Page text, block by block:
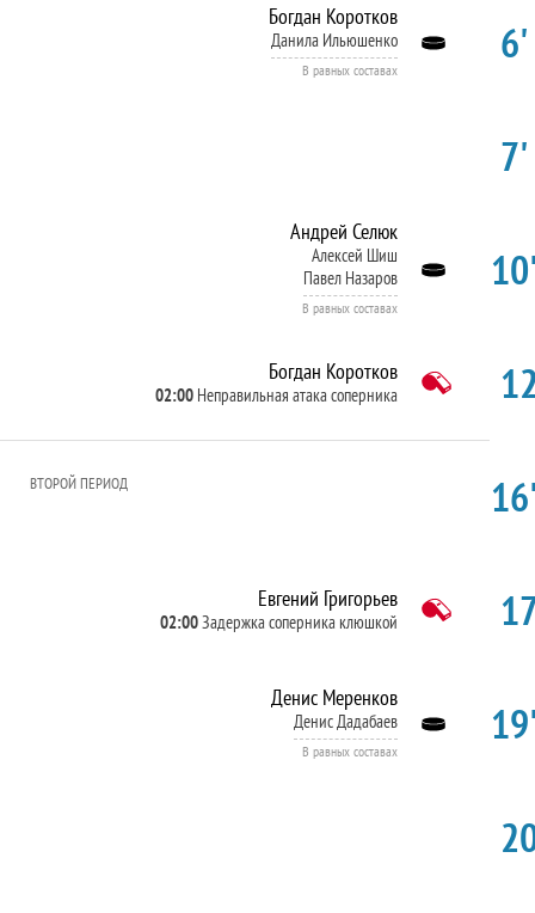
Богдан Коротков
Данила Ильюшенко
В равных составах
Андрей Селюк
Алексей Шиш
Павел Назаров
В равных составах
Богдан Коротков
02:00 Неправильная атака соперника
ВТОРОЙ ПЕРИОД
Евгений Григорьев
02:00Задержка соперника клюшкой
Денис Меренков
Денис Дадабаев
В равных составах